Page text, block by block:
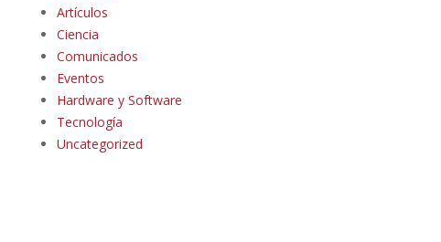
Artículos
Ciencia
Comunicados
Eventos
Hardware y Software
Tecnología
Uncategorized